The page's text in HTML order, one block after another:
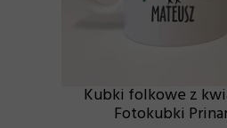
Kubki folkowe z
Fotokubki